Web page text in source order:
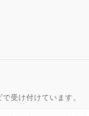
受け付けています。